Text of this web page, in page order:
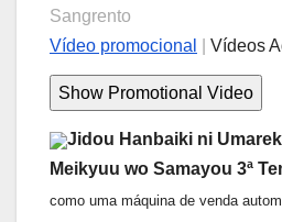
Sangrento
Vídeo promocional
Vídeos
Jidou Hanbaiki ni
Meikyuu wo Samayou 3ª
como uma máquina de venda